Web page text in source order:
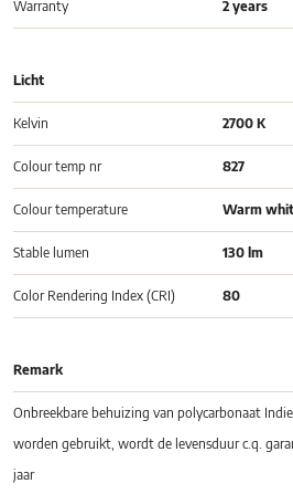
Warranty 2 years
Licht
Kelvin 2700 K
Colour temp nr 827
Colour temperature Warm
Stable lumen 130 lm
Color Rendering Index (CRI) 80
Remark
Onbreekbare behuizing van polycarbonaat
worden gebruikt, wordt de levensduur c.q.
jaar